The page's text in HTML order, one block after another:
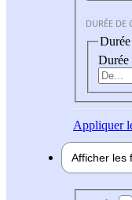
DURÉE DE
Durée
Appliquer
Afficher les